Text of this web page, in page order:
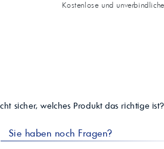
Kostenlose und
sicher, welches Produkt das richtige ist?
Sie haben noch Fragen?